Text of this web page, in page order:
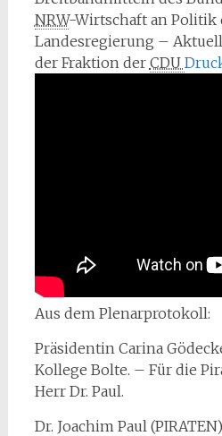
NRW-Wirtschaft an Politik
Landesregierung –
der Fraktion der CDU
Aus dem Plenarprotokoll:
Präsidentin Carina
Kollege Bolte. – Für die
Herr Dr. Paul.
Dr. Joachim Paul